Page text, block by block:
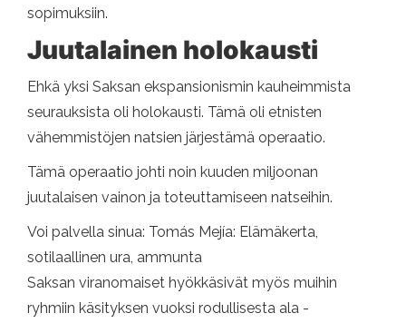
sopimuksiin.
Juutalainen holokausti
Ehkä yksi Saksan ekspansionismin kauheimmista
seurauksista oli holokausti. Tämä oli etnisten
vähemmistöjen natsien järjestämä operaatio.
Tämä operaatio johti noin kuuden miljoonan
juutalaisen vainon ja toteuttamiseen natseihin.
Voi palvella sinua: Tomás Mejía: Elämäkerta,
sotilaallinen ura, ammunta
Saksan viranomaiset hyökkäsivät myös muihin
ryhmiin käsityksen vuoksi rodullisesta ala -